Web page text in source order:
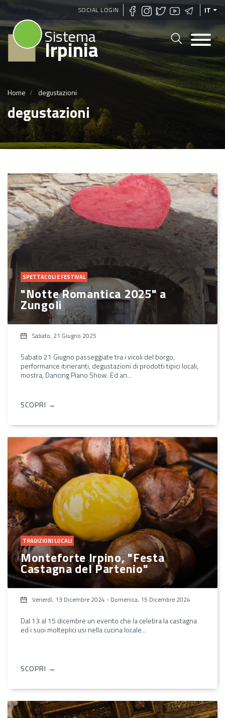
Salta
al
contenuto
principale
SOCIAL LOGIN IT
Sistema
Irpinia
Home degustazioni
degustazioni
SPETTACOLI E FESTIVAL
"Notte Romantica 2025" a
Zungoli
Sabato, 21 Giugno 2025
Sabato 21 Giugno passeggiate tra i vicoli del borgo,
performance itineranti, degustazioni di prodotti tipici locali,
mostra, Dancing Piano Show. Ed an...
SCOPRI →
TRADIZIONI LOCALI
Monteforte Irpino, "Festa
Castagna del Partenio"
Venerdì, 13 Dicembre 2024 - Domenica, 15 Dicembre 2024
Dal 13 al 15 dicembre un evento che la celebra la castagna
ed i suoi molteplici usi nella cucina locale...
SCOPRI →